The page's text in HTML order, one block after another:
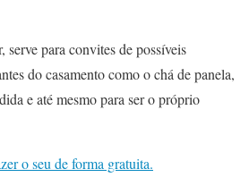
serve para convites de possíveis
do casamento como o chá de panela,
e até mesmo para ser o próprio
o seu de forma gratuita.